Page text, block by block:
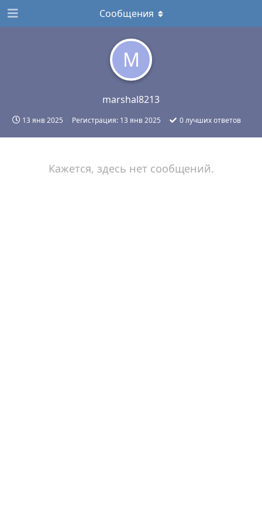
M
marshal8213
13 янв 2025 Регистрация: 13 янв 2025 0лучших ответов
Сообщения
Кажется, здесь нет сообщений.